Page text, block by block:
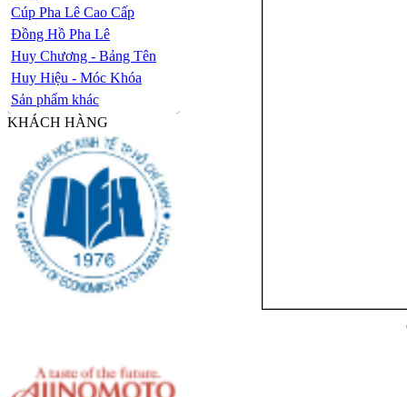
Cúp Pha Lê Cao Cấp
Đồng Hồ Pha Lê
Huy Chương - Bảng Tên
Huy Hiệu - Móc Khóa
Sản phẩm khác
KHÁCH HÀNG